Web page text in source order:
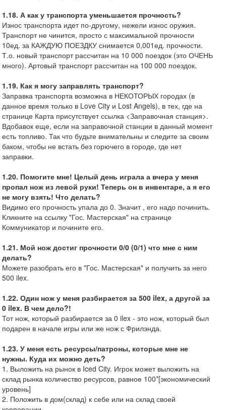
1.18. А как у транспорта уменьшается прочность?
Износ транспорта идет по-другому, нежели износ оружия.
Транспорт не чинится, просто с максимальной прочности
10ед. за КАЖДУЮ ПОЕЗДКУ снимается 0,001ед. прочности.
Т.о. новый транспорт рассчитан на 10 000 поездок (это ОЧЕНЬ
много). Артовый транспорт рассчитан на 100 000 поездок.
1.19. Как я могу заправлять транспорт?
Заправка транспорта возможна в НЕКОТОРЫХ городах (в
данное время только в Love City и Lost Angels), в тех, где на
странице Карта присутствует ссылка <Заправочная станция>.
Вдобавок еще, если на заправочной станции в данный момент
есть топливо. Так что будьте внимательны и следите за своим
баком, чтобы не встать без горючего в городе, где нет
заправки.
1.20. Помогите мне! Целый день играла а вчера у меня
пропал нож из левой руки! Теперь он в инвентаре, а я его
не могу взять! Что делать?
Видимо его прочность упала до 0. Значит , его надо починить.
Кликните на ссылку "Гос. Мастерская" на странице
Коммуникатор и почините его.
1.21. Мой нож достиг прочности 0/0 (0/1) что мне с ним
делать?
Можете разобрать его в "Гос. Мастерская" и получить за него
500 ilex.
1.22. Один нож у меня разбирается за 500 ilex, а другой за
0 ilex. В чем дело?!
Тот нож, который разбирается за 0 ilex - это нож, который был
подарен в начале игры или же нож с Фрилэнда.
1.23. У меня есть ресурсы/патроны, которые мне не
нужны. Куда их можно деть?
1. Выложить на рынок в Iced City. Игрок может выложить на
склад рынка количество ресурсов, равное 100*[экономический
уровень]
2. Положить в дом(склад) к себе или на склад своей